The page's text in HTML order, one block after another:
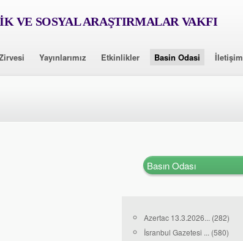
VE SOSYAL ARAŞTIRMALAR VAKFI
Yayınlarımız Etkinlikler Basin Odasi İletişim
Basın Odası
Azertac 13.3.2026... (282)
İsranbul Gazetesi ... (580)